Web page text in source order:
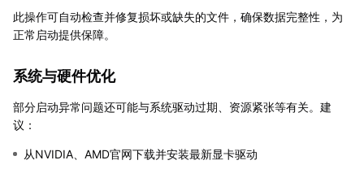
此操作可自动检查并修复损坏或缺失的文件，确保数据完整性，为
正常启动提供保障。
系统与硬件优化
部分启动异常问题还可能与系统驱动过期、资源紧张等有关。建
议：
从NVIDIA、AMD官网下载并安装最新显卡驱动